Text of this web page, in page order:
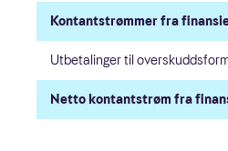
Kontantstrømmer fra
Utbetalinger til
Netto kontantstrøm fra